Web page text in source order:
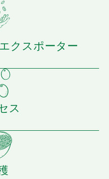
クスポーター
ス